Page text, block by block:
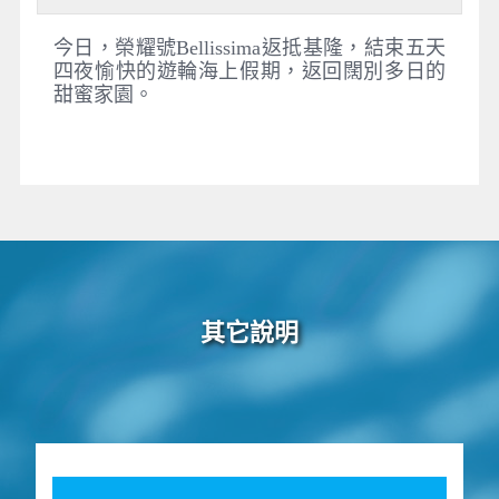
今日，榮耀號Bellissima返抵基隆，結束五天
四夜愉快的遊輪海上假期，返回闊別多日的
甜蜜家園。
其它說明